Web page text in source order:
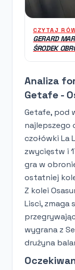
CZYTAJ
GERARD
ŚRODEK
Analiza
Getafe -
Getafe, pod
najlepszego
czołówki La
zwycięstw i
gra w
ostatniej
Z kolei
Lisci, zmaga
wygrana z
drużyna